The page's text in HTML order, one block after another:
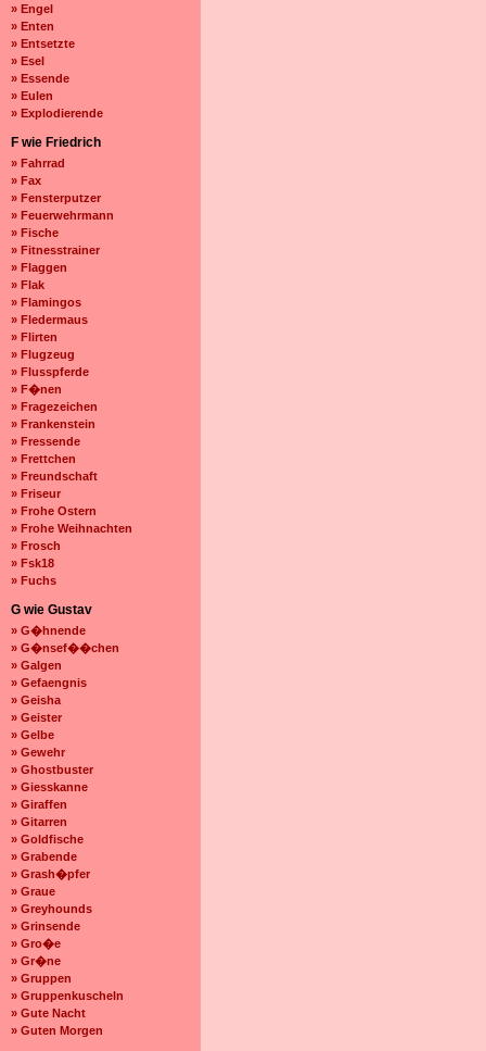
» Engel
» Enten
» Entsetzte
» Esel
» Essende
» Eulen
» Explodierende
F wie Friedrich
» Fahrrad
» Fax
» Fensterputzer
» Feuerwehrmann
» Fische
» Fitnesstrainer
» Flaggen
» Flak
» Flamingos
» Fledermaus
» Flirten
» Flugzeug
» Flusspferde
» F�nen
» Fragezeichen
» Frankenstein
» Fressende
» Frettchen
» Freundschaft
» Friseur
» Frohe Ostern
» Frohe Weihnachten
» Frosch
» Fsk18
» Fuchs
G wie Gustav
» G�hnende
» G�nsef��chen
» Galgen
» Gefaengnis
» Geisha
» Geister
» Gelbe
» Gewehr
» Ghostbuster
» Giesskanne
» Giraffen
» Gitarren
» Goldfische
» Grabende
» Grash�pfer
» Graue
» Greyhounds
» Grinsende
» Gro�e
» Gr�ne
» Gruppen
» Gruppenkuscheln
» Gute Nacht
» Guten Morgen